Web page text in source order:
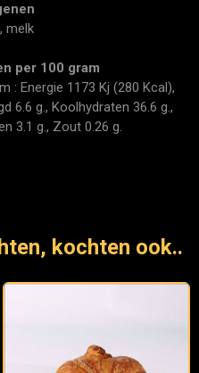
melk
per 100 gram
: Energie 1173 Kj (280 Kcal),
6.6 g., Koolhydraten 36.6 g.,
3.1 g., Zout 0.26 g.
kochten ook..